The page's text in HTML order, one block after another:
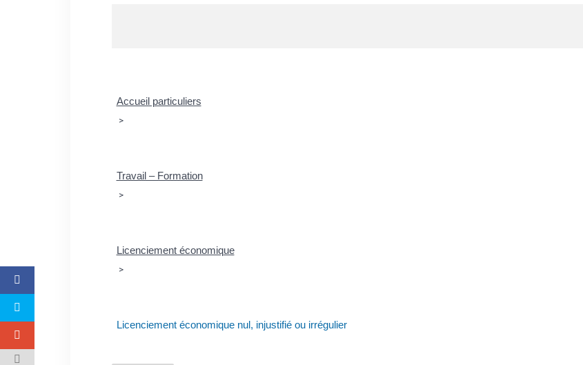
Accueil particuliers
>
Travail – Formation
>
Licenciement économique
>
Licenciement économique nul, injustifié ou irrégulier